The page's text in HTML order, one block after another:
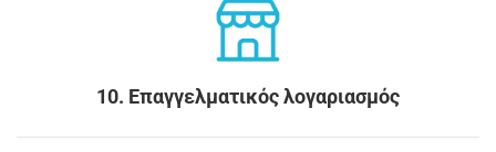
10. Επαγγελματικός λογαριασμός